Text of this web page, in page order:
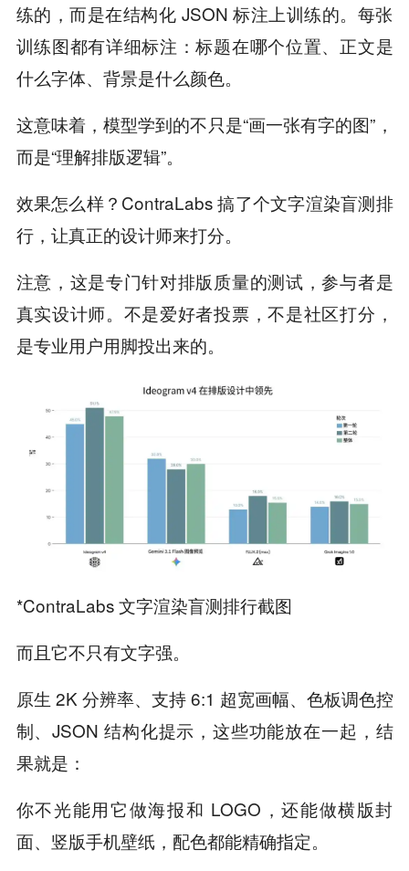
练的，而是在结构化 JSON 标注上训练的。每张
训练图都有详细标注：标题在哪个位置、正文是
什么字体、背景是什么颜色。
这意味着，模型学到的不只是“画一张有字的图”，
而是“理解排版逻辑”。
效果怎么样？ContraLabs 搞了个文字渲染盲测排
行，让真正的设计师来打分。
注意，这是专门针对排版质量的测试，参与者是
真实设计师。不是爱好者投票，不是社区打分，
是专业用户用脚投出来的。
*ContraLabs 文字渲染盲测排行截图
而且它不只有文字强。
原生 2K 分辨率、支持 6:1 超宽画幅、色板调色控
制、JSON 结构化提示，这些功能放在一起，结
果就是：
你不光能用它做海报和 LOGO，还能做横版封
面、竖版手机壁纸，配色都能精确指定。